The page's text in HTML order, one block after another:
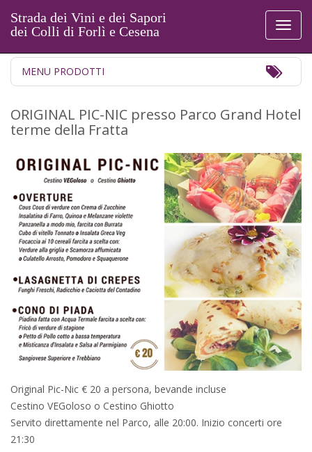
Strada dei Vini e dei Sapori
dei Colli di Forlì e Cesena
MENU PRODOTTI
ORIGINAL PIC-NIC presso Parco Grand Hotel
terme della Fratta
Original Pic-Nic € 20 a persona, bevande incluse
Cestino VEGoloso o Cestino Ghiotto
Servito direttamente nel Parco, alle 20:00. Inizio concerti ore
21:30